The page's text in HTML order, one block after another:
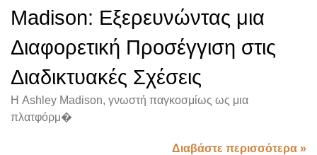
Madison: Εξερευνώντας μια
Διαφορετική Προσέγγιση στις
Διαδικτυακές Σχέσεις
Η Ashley Madison, γνωστή παγκοσμίως ως μια
πλατφόρμ�
Διαβάστε περισσότερα »